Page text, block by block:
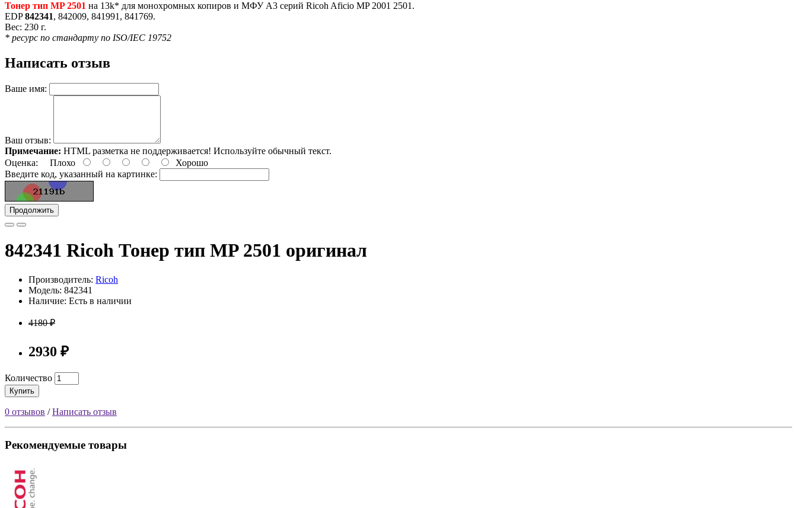
Тонер тип MP 2501 на 13k* для монохромных копиров и МФУ A3 серий Ricoh Aficio MP 2001 2501.
EDP842341, 842009, 841991, 841769.
Вес: 230 г.
* ресурс по стандарту по ISO/IEC 19752
Написать отзыв
Ваше имя:
Ваш отзыв:
Примечание: HTML разметка не поддерживается! Используйте обычный текст.
Оценка: Плохо
Хорошо
Введите код, указанный на картинке:
Продолжить
842341 Ricoh Тонер тип MP 2501 оригинал
Производитель: Ricoh
Модель: 842341
Наличие: Есть в наличии
4180 ₽
2930 ₽
Количество
Купить
0 отзывов /Написать отзыв
Рекомендуемые товары